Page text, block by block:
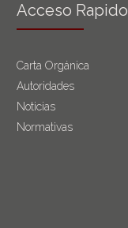
Acceso Rapido
Carta Orgánica
Autoridades
Noticias
Normativas